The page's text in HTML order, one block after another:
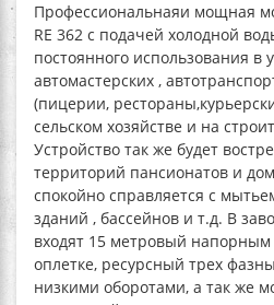
Профессиональнаяи мощная
RE 362 с подачей холодной
постоянного использования в
автомастерских ,
(пицерии,
сельском хозяйстве и на
Устройство так же будет
территорий пансионатов и
спокойно справляется с
зданий , бассейнов и т.д. В
входят 15 метровый напорным
оплетке, ресурсный трех
низкими оборотами, а так же